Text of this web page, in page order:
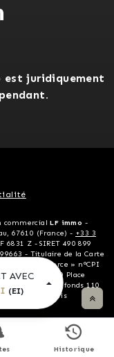
AVEC
(EI)
est juridiquement
commercialLF immo -
67610 (France) - +33 3
6831 Z - SIRET 490 899
- Titulaire de la Carte
de commerce » n°CPI
10 Place
détention de fonds 110
92076 Paris
Historique